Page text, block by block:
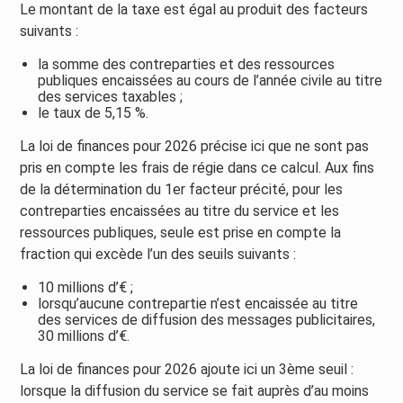
Le montant de la taxe est égal au produit des facteurs
suivants :
la somme des contreparties et des ressources
publiques encaissées au cours de l’année civile au titre
des services taxables ;
le taux de 5,15 %.
La loi de finances pour 2026 précise ici que ne sont pas
pris en compte les frais de régie dans ce calcul. Aux fins
de la détermination du 1er facteur précité, pour les
contreparties encaissées au titre du service et les
ressources publiques, seule est prise en compte la
fraction qui excède l’un des seuils suivants :
10 millions d’€ ;
lorsqu’aucune contrepartie n’est encaissée au titre
des services de diffusion des messages publicitaires,
30 millions d’€.
La loi de finances pour 2026 ajoute ici un 3ème seuil :
lorsque la diffusion du service se fait auprès d’au moins